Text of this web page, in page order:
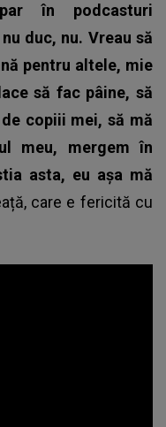
în podcasturi
duc, nu. Vreau să
pentru altele, mie
să fac pâine, să
copiii mei, să mă
meu, mergem în
asta, eu așa mă
care e fericită cu